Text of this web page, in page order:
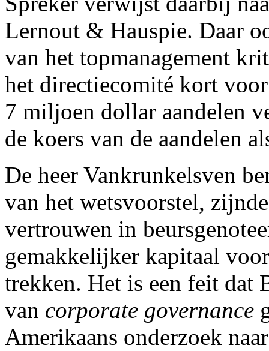
Lernout & Hauspie. Daar
van het topmanagement
het directiecomité kort
7 miljoen dollar aandelen
de koers van de aandelen
De heer Vankrunkelsven
van het wetsvoorstel,
vertrouwen in
gemakkelijker kapitaal
trekken. Het is een feit dat
van corporate governance
Amerikaans onderzoek